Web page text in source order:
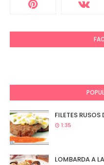
FILETES
1:35
LOMBARDA A